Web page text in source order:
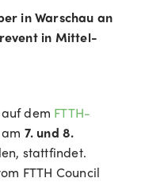
in Warschau an
in Mittel-
dem FTTH-
7. und 8.
stattfindet.
FTTH Council